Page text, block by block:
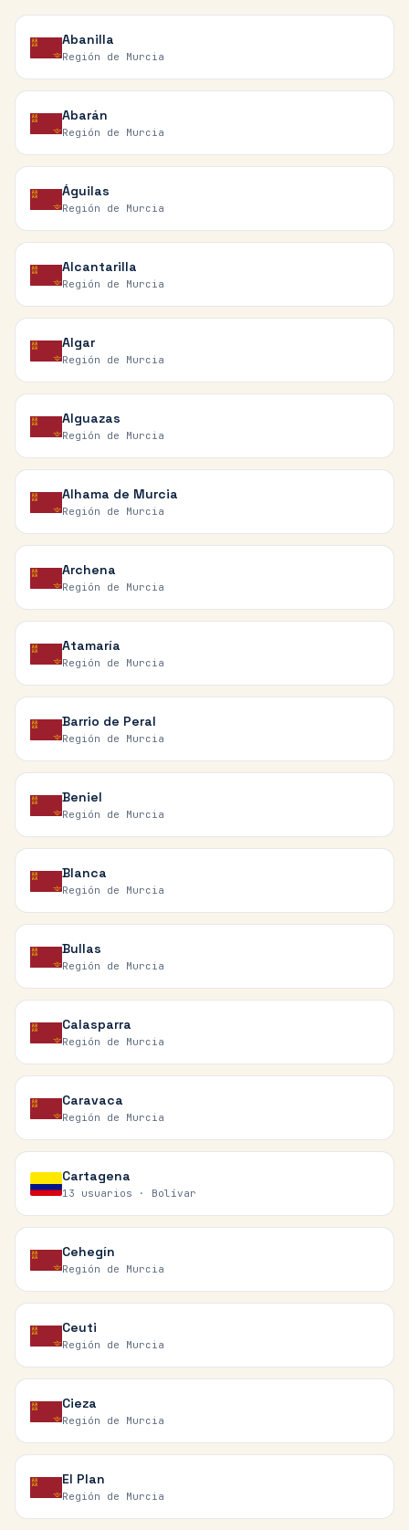
Abanilla
Región de Murcia
Abarán
Región de Murcia
Águilas
Región de Murcia
Alcantarilla
Región de Murcia
Algar
Región de Murcia
Alguazas
Región de Murcia
Alhama de Murcia
Región de Murcia
Archena
Región de Murcia
Atamaría
Región de Murcia
Barrio de Peral
Región de Murcia
Beniel
Región de Murcia
Blanca
Región de Murcia
Bullas
Región de Murcia
Calasparra
Región de Murcia
Caravaca
Región de Murcia
Cartagena
13 usuarios · Bolívar
Cehegín
Región de Murcia
Ceuti
Región de Murcia
Cieza
Región de Murcia
El Plan
Región de Murcia